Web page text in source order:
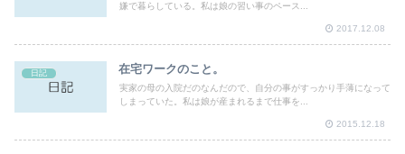
嫌で暮らしている。私は娘の習い事のペース...
2017.12.08
日記 在宅ワークのこと。
実家の母の入院だのなんだので、自分の事がすっかり手薄になって
しまっていた。私は娘が産まれるまで仕事を...
2015.12.18